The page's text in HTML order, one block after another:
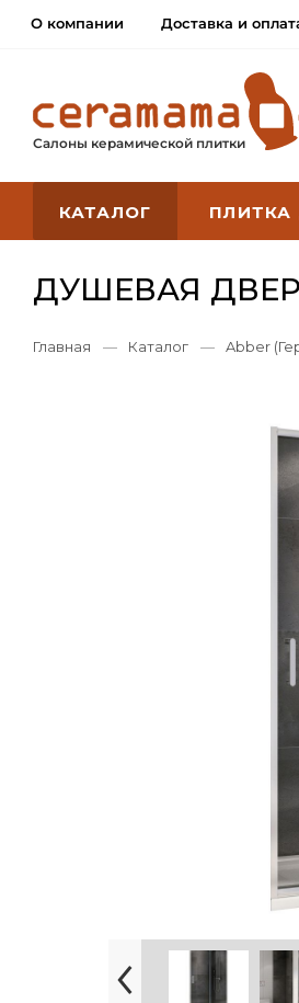
О компании Доставка и
Салоны керамической плитки
КАТАЛОГ ПЛИТКА
ДУШЕВАЯ ДВЕРЬ
Главная — Каталог — Abber